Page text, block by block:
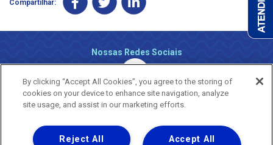
Compartilhar:
Nossas Redes Sociais
By clicking “Accept All Cookies”, you agree to the storing of
cookies on your device to enhance site navigation, analyze
site usage, and assist in our marketing efforts.
Accept All
Reject All